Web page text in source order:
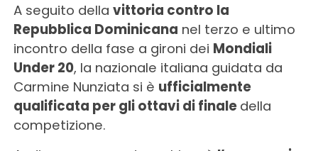
A seguito della vittoria contro la
Repubblica Dominicana nel terzo e ultimo
incontro della fase a gironi dei Mondiali
Under 20, la nazionale italiana guidata da
Carmine Nunziata si è ufficialmente
qualificata per gli ottavi di finale della
competizione.